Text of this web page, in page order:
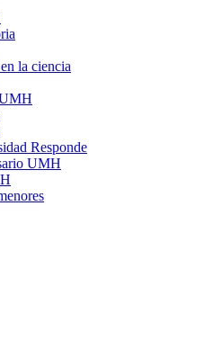
la ciencia
Responde
UMH